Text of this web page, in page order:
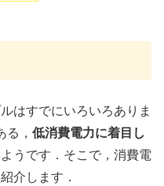
はすでにいろいろありま
， 低消費電力に着目し
うです．そこで，消費電
介します．